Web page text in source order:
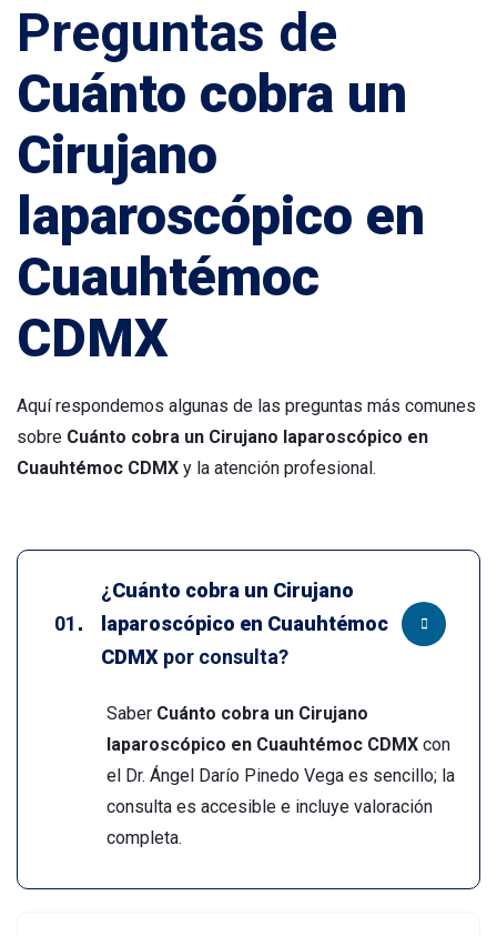
Preguntas de
Cuánto cobra un
Cirujano
laparoscópico en
Cuauhtémoc
CDMX
Aquí respondemos algunas de las preguntas más comunes
sobre Cuánto cobra un Cirujano laparoscópico en
Cuauhtémoc CDMX y la atención profesional.
¿Cuánto cobra un Cirujano
laparoscópico en Cuauhtémoc
CDMX por consulta?
Saber Cuánto cobra un Cirujano
laparoscópico en Cuauhtémoc CDMX con
el Dr. Ángel Darío Pinedo Vega es sencillo; la
consulta es accesible e incluye valoración
completa.